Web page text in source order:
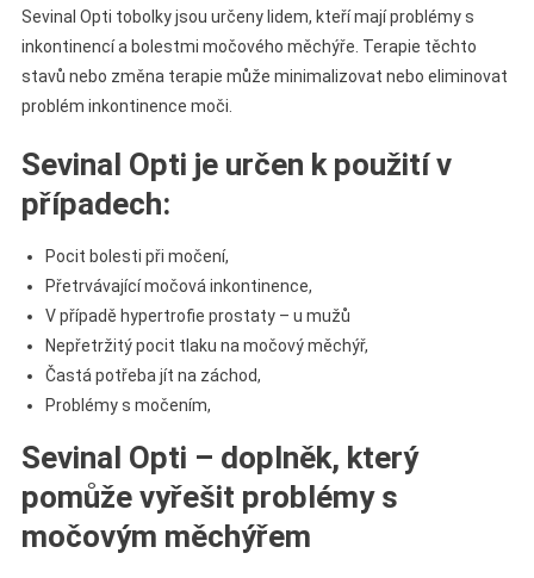
Sevinal Opti tobolky jsou určeny lidem, kteří mají problémy s
inkontinencí a bolestmi močového měchýře. Terapie těchto
stavů nebo změna terapie může minimalizovat nebo eliminovat
problém inkontinence moči.
Sevinal Opti je určen k použití v
případech:
Pocit bolesti při močení,
Přetrvávající močová inkontinence,
V případě hypertrofie prostaty – u mužů
Nepřetržitý pocit tlaku na močový měchýř,
Častá potřeba jít na záchod,
Problémy s močením,
Sevinal Opti – doplněk, který
pomůže vyřešit problémy s
močovým měchýřem